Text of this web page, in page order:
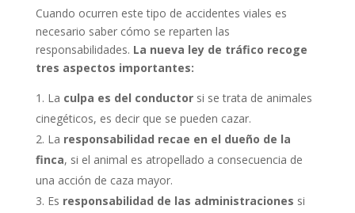
Cuando ocurren este tipo de accidentes viales es
necesario saber cómo se reparten las
responsabilidades. La nueva ley de tráfico recoge
tres aspectos importantes:
La culpa es del conductor si se trata de animales
cinegéticos, es decir que se pueden cazar.
La responsabilidad recae en el dueño de la
finca, si el animal es atropellado a consecuencia de
una acción de caza mayor.
Es responsabilidad de las administraciones si